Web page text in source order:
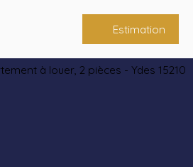
Estimation